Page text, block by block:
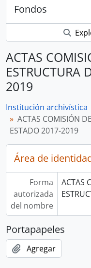
Fondos
ACTAS
ESTRUCTURA
2019
Institución archivística
ACTAS COMISIÓN
ESTADO 2017-2019
Área de
Forma
autorizada
del nombre
ACTAS
Portapapeles
Agregar